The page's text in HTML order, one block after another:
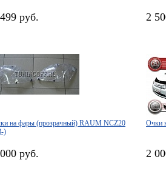
руб. 2
на фары (прозрачный) RAUM NCZ20
)
руб.
Очки
2